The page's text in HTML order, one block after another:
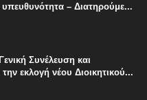
υπευθυνότητα – Διατηρούμε...
Συνέλευση και
την εκλογή νέου Διοικητικού...